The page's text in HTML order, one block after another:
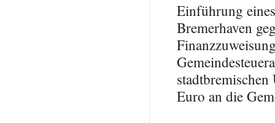
Einführung
Bremerhaven
Euro an die